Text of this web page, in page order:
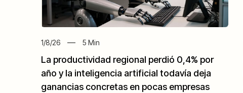
1/8/26 5 Min
La productividad regional perdió 0,4% por
año y la inteligencia artificial todavía deja
ganancias concretas en pocas empresas